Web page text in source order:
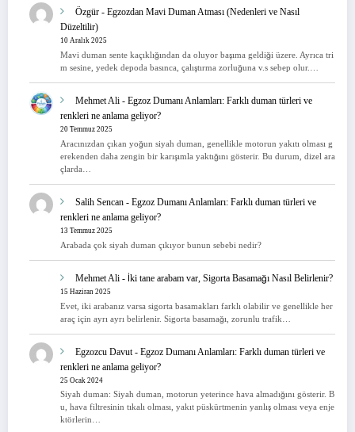
Özgür - Egzozdan Mavi Duman Atması (Nedenleri ve Nasıl
Düzeltilir)
10 Aralık 2025
Mavi duman sente kaçıklığından da oluyor başıma geldiği üzere. Ayrıca tri
m sesine, yedek depoda basınca, çalıştırma zorluğuna v.s sebep olur.…
Mehmet Ali - Egzoz Dumanı Anlamları: Farklı duman türleri ve
renkleri ne anlama geliyor?
20 Temmuz 2025
Aracınızdan çıkan yoğun siyah duman, genellikle motorun yakıtı olması g
erekenden daha zengin bir karışımla yaktığını gösterir. Bu durum, dizel ara
çlarda…
Salih Sencan - Egzoz Dumanı Anlamları: Farklı duman türleri ve
renkleri ne anlama geliyor?
13 Temmuz 2025
Arabada çok siyah duman çıkıyor bunun sebebi nedir?
Mehmet Ali - İki tane arabam var, Sigorta Basamağı Nasıl Belirlenir?
15 Haziran 2025
Evet, iki arabanız varsa sigorta basamakları farklı olabilir ve genellikle her
araç için ayrı ayrı belirlenir. Sigorta basamağı, zorunlu trafik…
Egzozcu Davut - Egzoz Dumanı Anlamları: Farklı duman türleri ve
renkleri ne anlama geliyor?
25 Ocak 2024
Siyah duman: Siyah duman, motorun yeterince hava almadığını gösterir. B
u, hava filtresinin tıkalı olması, yakıt püskürtmenin yanlış olması veya enje
ktörlerin…